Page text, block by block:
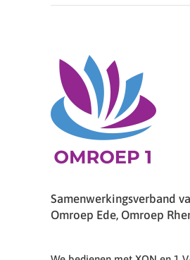
Samenwerkingsverband
Omroep Ede, Omroep